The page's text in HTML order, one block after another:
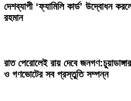
দেশব্যাপী ‘ফ্যামিলি কার্ড’ উদ্বোধন
রহমান
রাত পেরোলেই রায় দেবে
ও গণভোটের সব প্রস্তুতি সম্পন্ন